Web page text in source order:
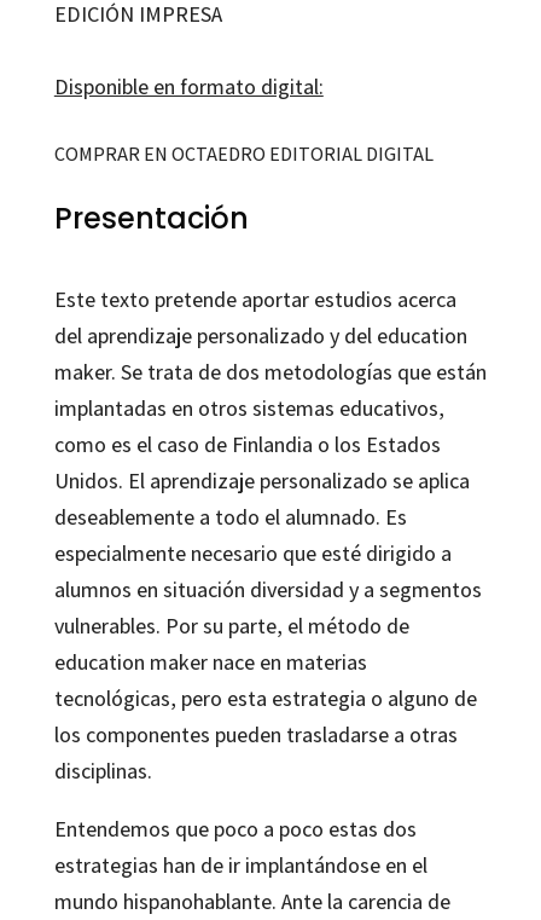
EDICIÓN IMPRESA
Disponible en formato digital:
COMPRAR EN OCTAEDRO EDITORIAL DIGITAL
Presentación
Este texto pretende aportar estudios acerca
del aprendizaje personalizado y del education
maker. Se trata de dos metodologías que están
implantadas en otros sistemas educativos,
como es el caso de Finlandia o los Estados
Unidos. El aprendizaje personalizado se aplica
deseablemente a todo el alumnado. Es
especialmente necesario que esté dirigido a
alumnos en situación diversidad y a segmentos
vulnerables. Por su parte, el método de
education maker nace en materias
tecnológicas, pero esta estrategia o alguno de
los componentes pueden trasladarse a otras
disciplinas.
Entendemos que poco a poco estas dos
estrategias han de ir implantándose en el
mundo hispanohablante. Ante la carencia de